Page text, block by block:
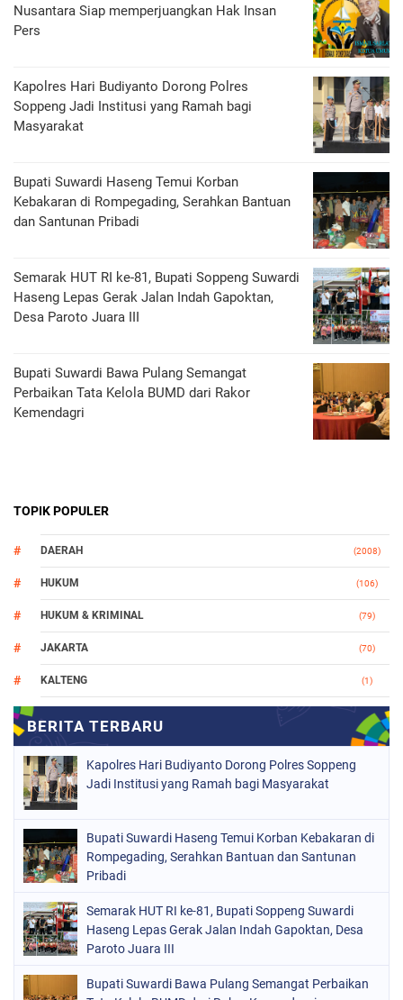
Nusantara Siap memperjuangkan Hak Insan
Pers
Kapolres Hari Budiyanto Dorong Polres
Soppeng Jadi Institusi yang Ramah bagi
Masyarakat
Bupati Suwardi Haseng Temui Korban
Kebakaran di Rompegading, Serahkan Bantuan
dan Santunan Pribadi
Semarak HUT RI ke-81, Bupati Soppeng Suwardi
Haseng Lepas Gerak Jalan Indah Gapoktan,
Desa Paroto Juara III
Bupati Suwardi Bawa Pulang Semangat
Perbaikan Tata Kelola BUMD dari Rakor
Kemendagri
TOPIK POPULER
DAERAH (2008)
HUKUM (106)
HUKUM & KRIMINAL (79)
JAKARTA (70)
KALTENG (1)
(78)
NASIONAL (748)
ORGANISASI
PERISTIWA
POLITIK (157)
POLRI
SOPPENG
SULSEL
Kapolres Hari Budiyanto Dorong Polres Soppeng
Jadi Institusi yang Ramah bagi Masyarakat
Bupati Suwardi Haseng Temui Korban Kebakaran di
Rompegading, Serahkan Bantuan dan Santunan
Pribadi
Semarak HUT RI ke-81, Bupati Soppeng Suwardi
Haseng Lepas Gerak Jalan Indah Gapoktan, Desa
Paroto Juara III
Bupati Suwardi Bawa Pulang Semangat Perbaikan